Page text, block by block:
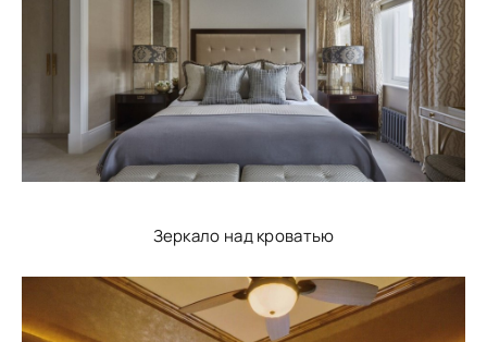
Зеркало над кроватью